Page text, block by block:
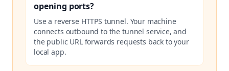
opening ports?
Use a reverse HTTPS tunnel. Your machine
connects outbound to the tunnel service, and
the public URL forwards requests back to your
local app.